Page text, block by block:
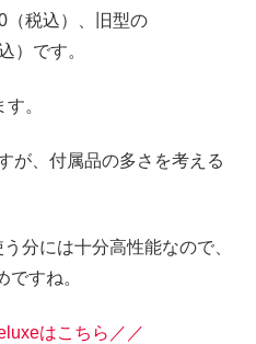
（税込）、旧型の
）です。
。
が、付属品の多さを考える
分には十分高性能なので、
すね。
はこちら／／